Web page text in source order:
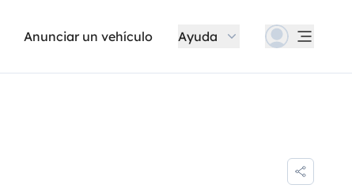
Anunciar un vehículo Ayuda